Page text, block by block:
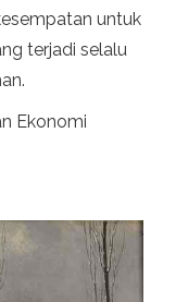
untuk
terjadi selalu
Ekonomi